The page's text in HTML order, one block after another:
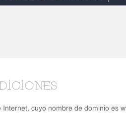
cuyo nombre de dominio es